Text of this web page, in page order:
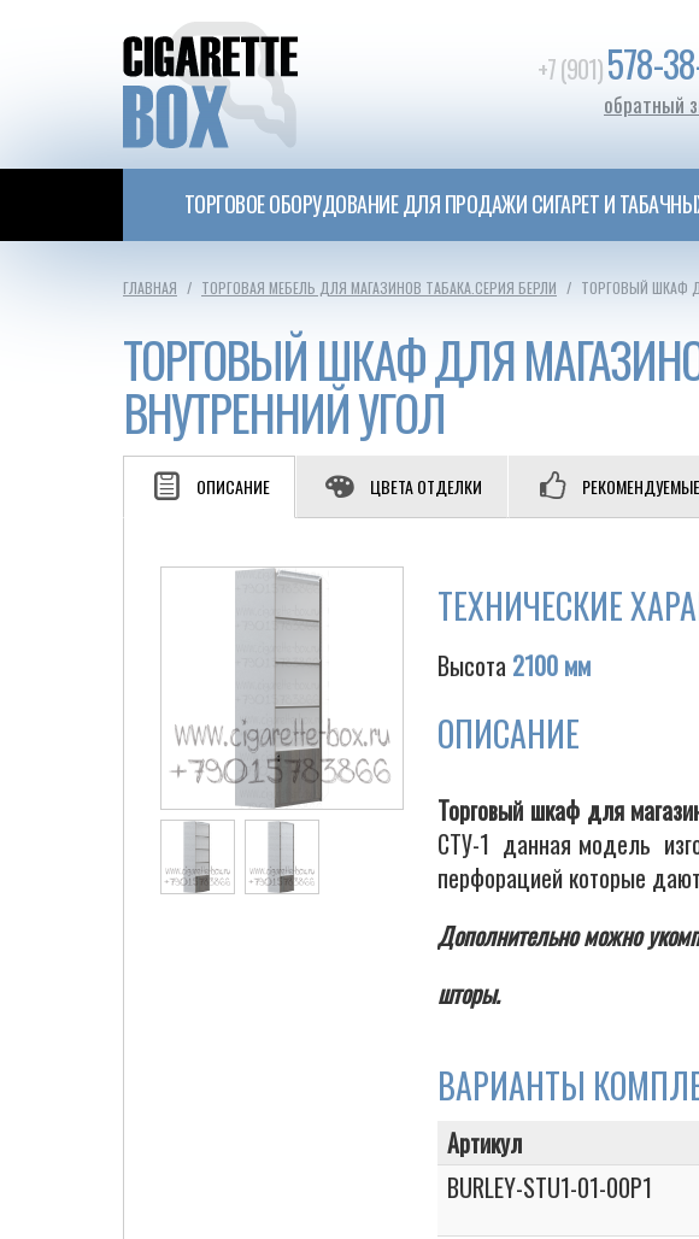
+7 (901)578-
обратный
ТОРГОВОЕ ОБОРУДОВАНИЕ ДЛЯ ПРОДАЖИ СИГАРЕТ И
ГЛАВНАЯ ТОРГОВАЯ МЕБЕЛЬ ДЛЯ МАГАЗИНОВ ТАБАКА.СЕРИЯ БЕРЛИ ТОРГОВЫЙ ШКАФ
ТОРГОВЫЙ ШКАФ ДЛЯ
ВНУТРЕННИЙ УГОЛ
ОПИСАНИЕ ЦВЕТА ОТДЕЛКИ
ТЕХНИЧЕСКИЕ
Высота 2100 мм
ОПИСАНИЕ
Торговый шкаф для
СТУ-1 данная модель
перфорацией которые
Дополнительно можно
шторы.
ВАРИАНТЫ
Артикул
BURLEY-STU1-01-00P1